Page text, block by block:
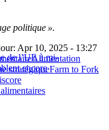
politique ».
de l’UE à mi-
encore
Apr 10, 2025 - 13:27
Alimentation
stratégiqueFarm to Fork